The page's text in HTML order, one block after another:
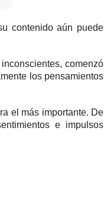
contenido aún puede
comenzó
los pensamientos
el más importante. De
e impulsos